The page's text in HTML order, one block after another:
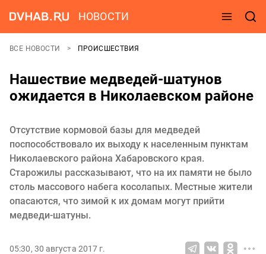
НОВОСТИ
ВСЕ НОВОСТИ ПРОИСШЕСТВИЯ
Нашествие медведей-шатунов
ожидается в Николаевском районе
Отсутствие кормовой базы для медведей
поспособствовало их выходу к населенным пунктам
Николаевского района Хабаровского края.
Старожилы рассказывают, что на их памяти не было
столь массового набега косолапых. Местные жители
опасаются, что зимой к их домам могут прийти
медведи-шатуны.
05:30, 30 августа 2017 г.